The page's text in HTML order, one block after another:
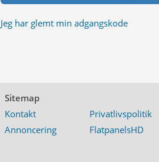
Jeg har glemt min adgangskode
Sitemap
Kontakt
Privatlivspolitik
Annoncering
FlatpanelsHD